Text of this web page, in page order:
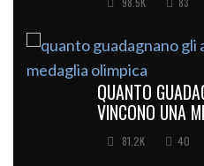
QUANTO
VINCONO UNA
81.2K 40